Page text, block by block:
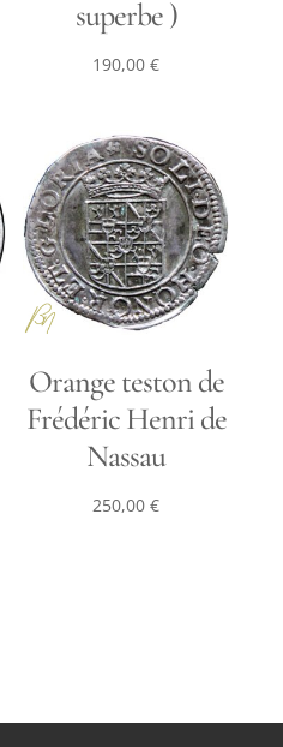
superbe )
190,00€
Orange teston de
Frédéric Henri de
Nassau
250,00€